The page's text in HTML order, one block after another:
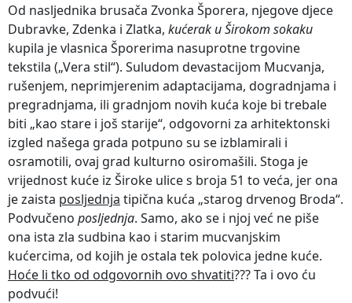
Od nasljednika brusača Zvonka Šporera, njegove djece
Dubravke, Zdenka i Zlatka, kućerak u Širokom sokaku
kupila je vlasnica Šporerima nasuprotne trgovine
tekstila („Vera stil“). Suludom devastacijom Mucvanja,
rušenjem, neprimjerenim adaptacijama, dogradnjama i
pregradnjama, ili gradnjom novih kuća koje bi trebale
biti „kao stare i još starije“, odgovorni za arhitektonski
izgled našega grada potpuno su se izblamirali i
osramotili, ovaj grad kulturno osiromašili. Stoga je
vrijednost kuće iz Široke ulice s broja 51 to veća, jer ona
je zaista posljednja tipična kuća „starog drvenog Broda“.
Podvučeno posljednja. Samo, ako se i njoj već ne piše
ona ista zla sudbina kao i starim mucvanjskim
kućercima, od kojih je ostala tek polovica jedne kuće.
Hoće li tko od odgovornih ovo shvatiti??? Ta i ovo ću
podvući!